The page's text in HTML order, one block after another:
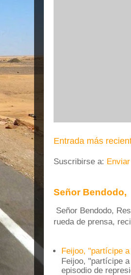
Entrada más
Suscribirse a:
Señor Bendodo,
Señor Bendodo,
rueda de prensa,
Feijoo, "partícipe
Feijoo, "partícipe
episodio de